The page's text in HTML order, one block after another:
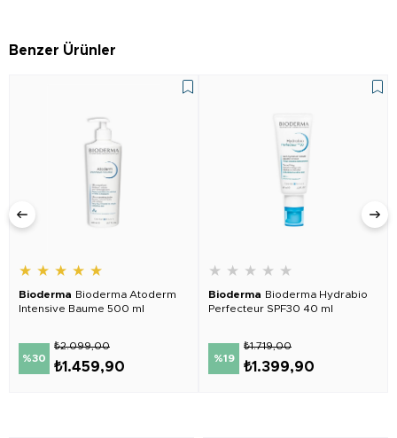
Benzer Ürünler
★ ★ ★ ★ ★
Bioderma Bioderma Atoderm
Intensive Baume 500 ml
%30
₺1.459,90
₺2.099,00
★ ★ ★ ★ ★
Bioderma Bioderma Hydrabio
Perfecteur SPF30 40 ml
%19
₺1.399,90
₺1.719,00